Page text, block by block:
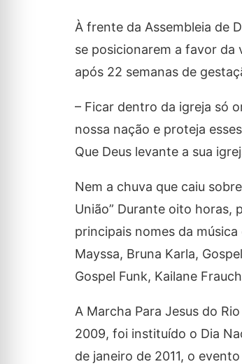
À frente da Assembleia de
se posicionarem a favor da
após 22 semanas de
– Ficar dentro da igreja só
nossa nação e proteja
Que Deus levante a sua
Nem a chuva que caiu
União” Durante oito horas,
principais nomes da música
Mayssa, Bruna Karla,
Gospel Funk, Kailane
A Marcha Para Jesus do
2009, foi instituído o Dia
de janeiro de 2011, o